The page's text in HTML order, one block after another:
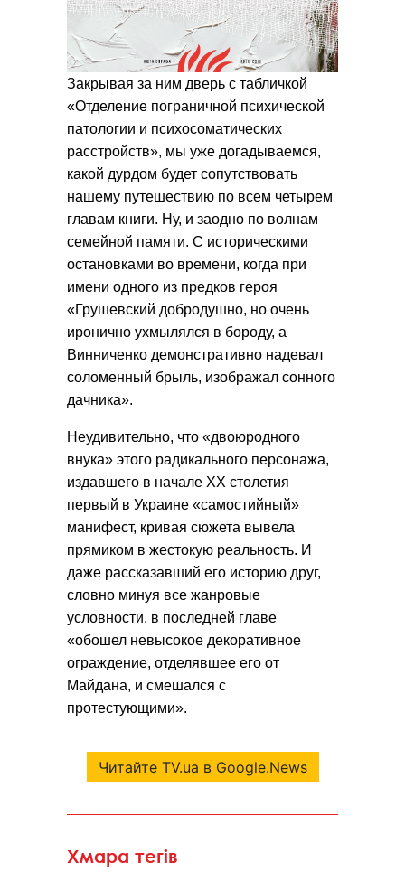
Закрывая за ним дверь с табличкой
«Отделение пограничной психической
патологии и психосоматических
расстройств», мы уже догадываемся,
какой дурдом будет сопутствовать
нашему путешествию по всем четырем
главам книги. Ну, и заодно по волнам
семейной памяти. С историческими
остановками во времени, когда при
имени одного из предков героя
«Грушевский добродушно, но очень
иронично ухмылялся в бороду, а
Винниченко демонстративно надевал
соломенный брыль, изображал сонного
дачника».
Неудивительно, что «двоюродного
внука» этого радикального персонажа,
издавшего в начале ХХ столетия
первый в Украине «самостийный»
манифест, кривая сюжета вывела
прямиком в жестокую реальность. И
даже рассказавший его историю друг,
словно минуя все жанровые
условности, в последней главе
«обошел невысокое декоративное
ограждение, отделявшее его от
Майдана, и смешался с
протестующими».
Читайте TV.ua в Google.News
Хмара тегів